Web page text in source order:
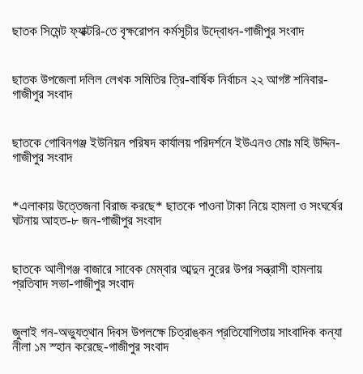
ছাতক সিমেন্ট ফ্যাক্টরি-তে বৃক্ষরোপন কর্মসূচীর উদ্বোধন-গাজীপুর সংবাদ
ছাতক উপজেলা দলিল লেখক সমিতির ত্রি-বার্ষিক নির্বাচন ২২ আগষ্ট শনিবার-
গাজীপুর সংবাদ
ছাতকে গোবিনগঞ্জ ইউনিয়ন পরিষদ কার্যালয় পরিদর্শনে ইউএনও মোঃ মহি উদ্দিন-
গাজীপুর সংবাদ
*এলাকায় উত্তেজনা বিরাজ করছে* ছাতকে পাওনা টাকা নিয়ে হামলা ও সংঘর্ষের
ঘটনায় আহত-৮ জন-গাজীপুর সংবাদ
ছাতকে আলীগঞ্জ বাজারে সাবেক মেম্বার আব্দুন নুরের উপর সন্ত্রাসী হামলায়
প্রতিবাদ সভা-গাজীপুর সংবাদ
জুলাই গন-অভ্যুত্থান দিবস উপলক্ষে চিত্রাঙ্কন প্রতিযোগিতায় সাংবাদিক কন্যা
নীলা ১ম স্হান করেছে-গাজীপুর সংবাদ